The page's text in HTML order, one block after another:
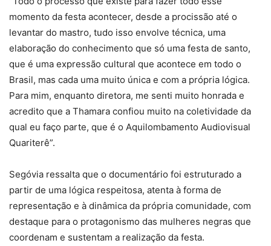
momento da festa acontecer, desde a procissão até o
levantar do mastro, tudo isso envolve técnica, uma
elaboração do conhecimento que só uma festa de santo,
que é uma expressão cultural que acontece em todo o
Brasil, mas cada uma muito única e com a própria lógica.
Para mim, enquanto diretora, me senti muito honrada e
acredito que a Thamara confiou muito na coletividade da
qual eu faço parte, que é o Aquilombamento Audiovisual
Quariterê”.
Segóvia ressalta que o documentário foi estruturado a
partir de uma lógica respeitosa, atenta à forma de
representação e à dinâmica da própria comunidade, com
destaque para o protagonismo das mulheres negras que
coordenam e sustentam a realização da festa.